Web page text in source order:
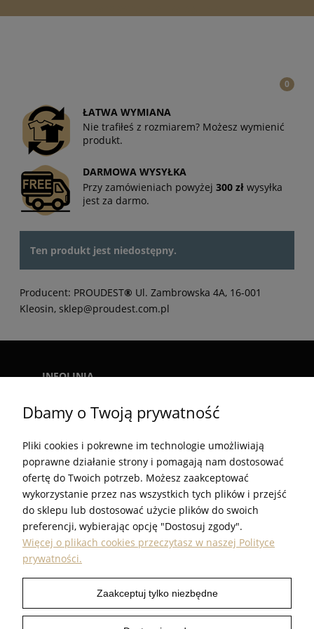
ŁATWA WYMIANA
Nie trafiłeś z rozmiarem? Możesz wymienić
produkt.
DARMOWA WYSYŁKA
Przy zamówieniach powyżej 300 zł wysyłka
jest za darmo.
Ten produkt jest niedostępny.
Producent: PROUDEST® Ul. Zambrowska 4A, 16-001
Kleosin, sklep@proudest.com.pl
INFOLINIA
E-MAIL
GODZINY PRACY
PN - PT. 7:00 - 15:00
INFORMACJE
POMOC
Dbamy o Twoją prywatność
Pliki cookies i pokrewne im technologie umożliwiają
poprawne działanie strony i pomagają nam dostosować
ofertę do Twoich potrzeb. Możesz zaakceptować
wykorzystanie przez nas wszystkich tych plików i przejść
do sklepu lub dostosować użycie plików do swoich
preferencji, wybierając opcję "Dostosuj zgody".
Więcej o plikach cookies przeczytasz w naszej Polityce
prywatności.
Zaakceptuj tylko niezbędne